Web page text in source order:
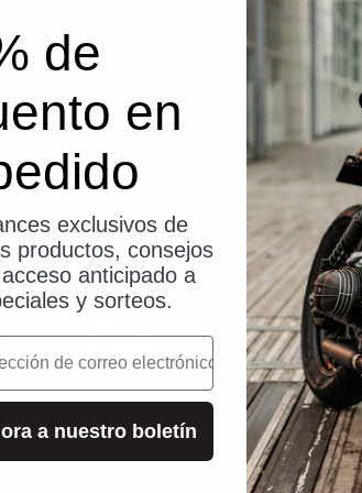
Cerraduras
Cadenas
de
en
exclusivos de
productos, consejos
anticipado a
y sorteos.
a nuestro boletín